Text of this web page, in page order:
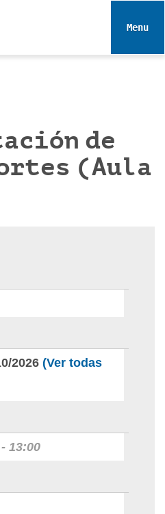
Toggle
de
(Aula
2026 (Ver todas
- 13:00